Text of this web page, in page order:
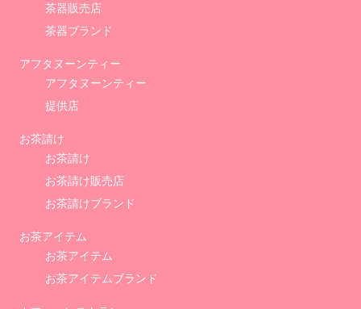
茶器販売店
茶器ブランド
アフタヌーンティー
アフタヌーンティー
提供店
お茶請け
お茶請け
お茶請け販売店
お茶請けブランド
お茶アイテム
お茶アイテム
お茶アイテムブランド